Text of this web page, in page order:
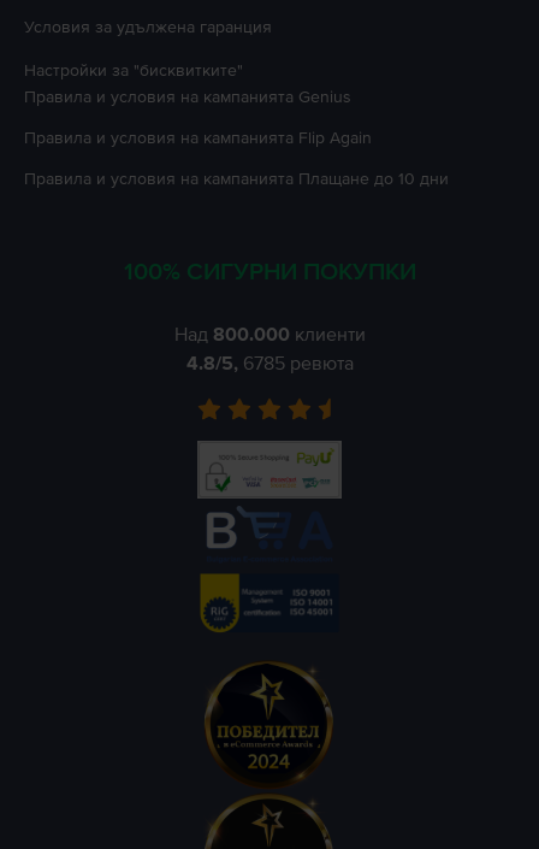
Условия за удължена гаранция
Настройки за "бисквитките"
Правила и условия на кампанията Genius
Правила и условия на кампанията Flip Again
Правила и условия на кампанията Плащане до 10 дни
100% СИГУРНИ ПОКУПКИ
Над 800.000 клиенти
4.8/5, 6785 ревюта